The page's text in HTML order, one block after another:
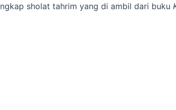
sholat tahrim yang di ambil dari buku